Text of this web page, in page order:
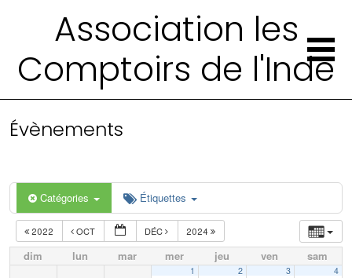
Association les
Comptoirs de l'Inde
Évènements
Catégories Étiquettes
2022 OCT DÉC 2024
dim lun mar mer jeu ven sam
1 2 3 4